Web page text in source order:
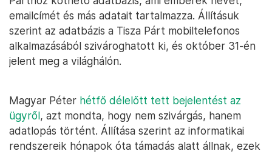
emailcímét és más adatait tartalmazza. Állításuk
szerint az adatbázis a Tisza Párt mobiltelefonos
alkalmazásából szivároghatott ki, és október 31-én
jelent meg a világhálón.
Magyar Péter hétfő délelőtt tett bejelentést az
ügyről, azt mondta, hogy nem szivárgás, hanem
adatlopás történt. Állítása szerint az informatikai
rendszereik hónapok óta támadás alatt állnak, ezek